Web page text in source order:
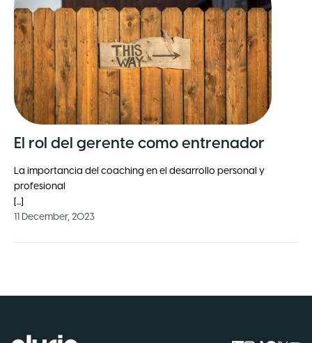
El rol del gerente como entrenador
La importancia del coaching en el desarrollo personal y
profesional
[...]
11 December, 2023